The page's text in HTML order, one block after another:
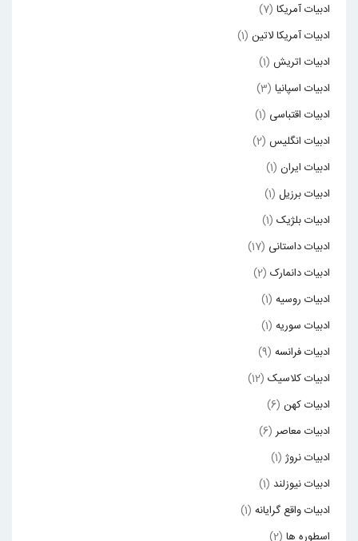
ادبیات آمریکا (7)
ادبیات آمریکا لاتین (1)
ادبیات اتریش (1)
ادبیات اسپانیا (3)
ادبیات اقتباسی (1)
ادبیات انگلیس (2)
ادبیات ایران (1)
ادبیات برزیل (1)
ادبیات بلژیک (1)
ادبیات داستانی (17)
ادبیات دانمارک (2)
ادبیات روسیه (1)
ادبیات سوریه (1)
ادبیات فرانسه (9)
ادبیات کلاسیک (12)
ادبیات کهن (6)
ادبیات معاصر (6)
ادبیات نروژ (1)
ادبیات نیوزلند (1)
ادبیات واقع گرایانه (1)
اسطوره ها (2)